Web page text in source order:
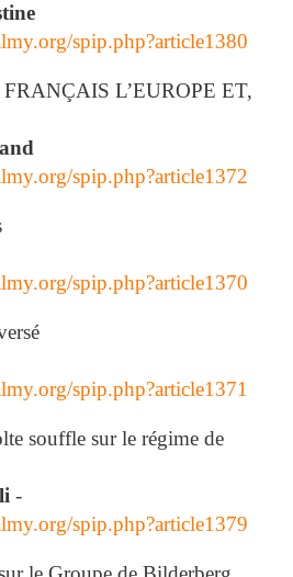
spip.php?article1380
L’EUROPE ET,
spip.php?article1372
spip.php?article1370
spip.php?article1371
souffle sur le régime de
-
spip.php?article1379